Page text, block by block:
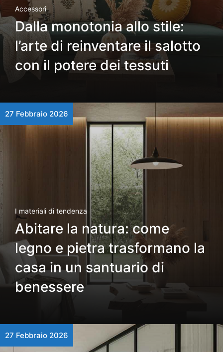
Accessori
Dalla monotonia allo stile:
l’arte di reinventare il salotto
con il potere dei tessuti
27 Febbraio 2026
I materiali di tendenza
Abitare la natura: come
legno e pietra trasformano la
casa in un santuario di
benessere
27 Febbraio 2026